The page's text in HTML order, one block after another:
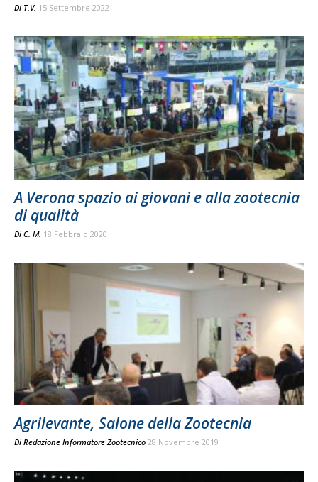
Di T.V. 15 Settembre 2022
A Verona spazio ai giovani e alla zootecnia
di qualità
Di C. M. 18 Febbraio 2020
Agrilevante, Salone della Zootecnia
Di Redazione Informatore Zootecnico 28 Novembre 2019